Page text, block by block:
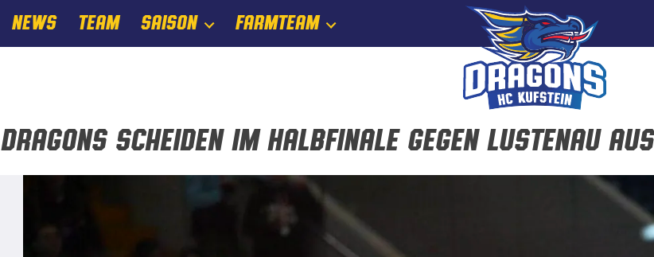
NEWS TEAM SAISON FARMTEAM
Dragons scheiden im Halbfinale gegen Lustenau aus